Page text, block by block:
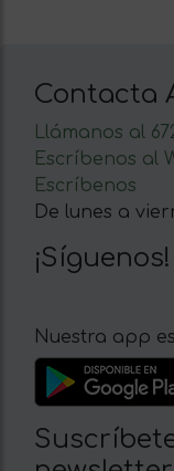
Contacta
Llámanos al
Escríbenos al
Escríbenos
De lunes a
¡Síguenos!
Nuestra app